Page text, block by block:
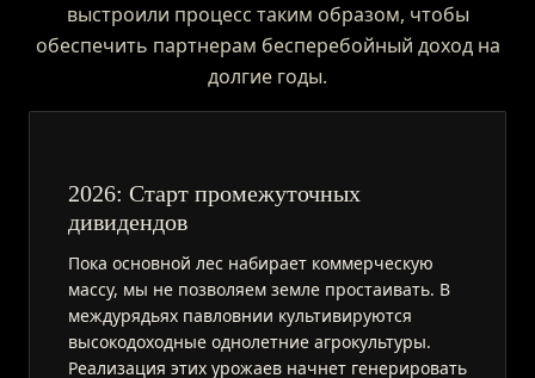
выстроили процесс таким образом, чтобы
обеспечить партнерам бесперебойный доход на
долгие годы.
2026: Старт промежуточных
дивидендов
Пока основной лес набирает коммерческую
массу, мы не позволяем земле простаивать. В
междурядьях павловнии культивируются
высокодоходные однолетние агрокультуры.
Реализация этих урожаев начнет генерировать